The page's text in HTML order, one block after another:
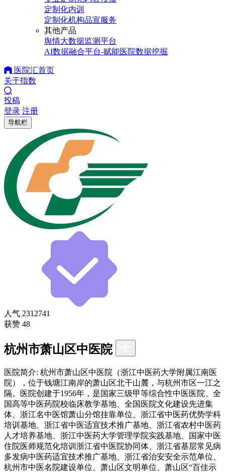
定制化内训
定制化机构品宣服务
其他产品
舆情大数据监测平台
AI数据融合平台-赋能医院数据挖掘
医院汇首页
关于指数
投稿
登录 注册
导航栏
人气 2312741
获赞 48
杭州市萧山区中医院
医院简介: 杭州市萧山区中医院（浙江中医药大学附属江南医
院），位于钱塘江南岸的萧山区北干山麓，与杭州市区一江之
隔。医院创建于1956年，是国家三级甲等综合性中医医院、全
国高等中医药院校临床教学基地、全国医院文化建设先进集
体、浙江名中医馆萧山分馆挂靠单位、浙江省中医药优势学科
培训基地、浙江省中医适宜技术推广基地、浙江省农村中医药
人才培养基地、浙江中医药大学管理学院实践基地、国家中医
住院医师规范化培训浙江省中医院协同体、浙江省基层常见病
多发病中医药适宜技术推广基地、浙江省治安安全示范单位、
杭州市中医名院建设单位、萧山区文明单位、萧山区“百佳示